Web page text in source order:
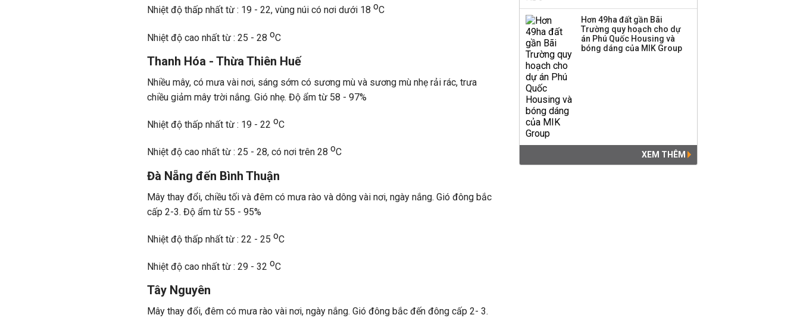
Nhiệt độ thấp nhất từ : 19 - 22, vùng núi có nơi dưới 18 oC
Nhiệt độ cao nhất từ : 25 - 28 oC
Thanh Hóa - Thừa Thiên Huế
Nhiều mây, có mưa vài nơi, sáng sớm có sương mù và sương mù nhẹ rải rác, trưa
chiều giảm mây trời nắng. Gió nhẹ. Độ ẩm từ 58 - 97%
Nhiệt độ thấp nhất từ : 19 - 22 oC
Nhiệt độ cao nhất từ : 25 - 28, có nơi trên 28 oC
Đà Nẵng đến Bình Thuận
Mây thay đổi, chiều tối và đêm có mưa rào và dông vài nơi, ngày nắng. Gió đông bắc
cấp 2-3. Độ ẩm từ 55 - 95%
Nhiệt độ thấp nhất từ : 22 - 25 oC
Nhiệt độ cao nhất từ : 29 - 32 oC
Tây Nguyên
Mây thay đổi, đêm có mưa rào vài nơi, ngày nắng. Gió đông bắc đến đông cấp 2- 3.
Hơn 49ha đất gần Bãi
Trường quy hoạch cho dự
án Phú Quốc Housing và
bóng dáng của MIK Group
XEM THÊM